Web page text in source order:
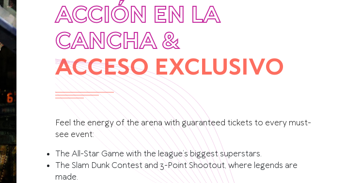
ACCIÓN EN LA
CANCHA &
ACCESO EXCLUSIVO
Feel the energy of the arena with guaranteed tickets to every must-
see event:
The All-Star Game with the league’s biggest superstars.
The Slam Dunk Contest and 3-Point Shootout, where legends are
made.